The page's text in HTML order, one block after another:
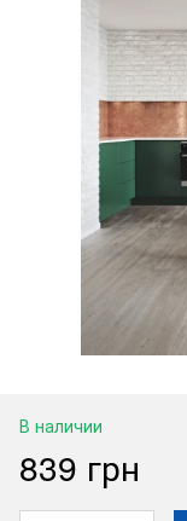
В наличии
839 грн